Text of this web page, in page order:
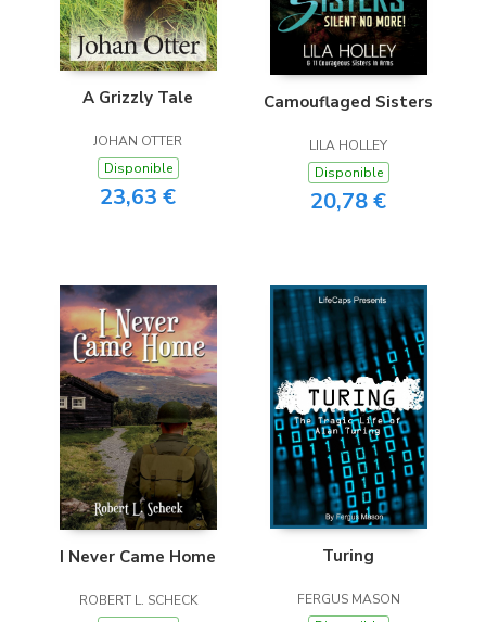
A Grizzly Tale
JOHAN OTTER
Disponible
23,63 €
Camouflaged Sisters
LILA HOLLEY
Disponible
20,78 €
I Never Came Home
ROBERT L. SCHECK
Turing
FERGUS MASON